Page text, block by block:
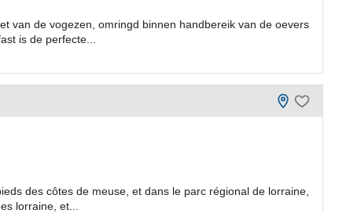
van de vogezen, omringd binnen handbereik van de oevers
is de perfecte...
des côtes de meuse, et dans le parc régional de lorraine,
lorraine, et...